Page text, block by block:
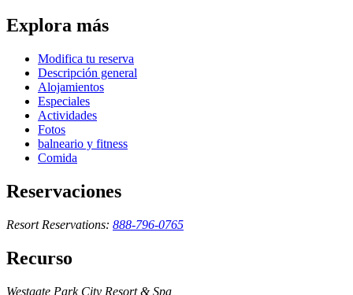
Explora más
Modifica tu reserva
Descripción general
Alojamientos
Especiales
Actividades
Fotos
balneario y fitness
Comida
Reservaciones
Resort Reservations: 888-796-0765
Recurso
Westgate Park City Resort & Spa